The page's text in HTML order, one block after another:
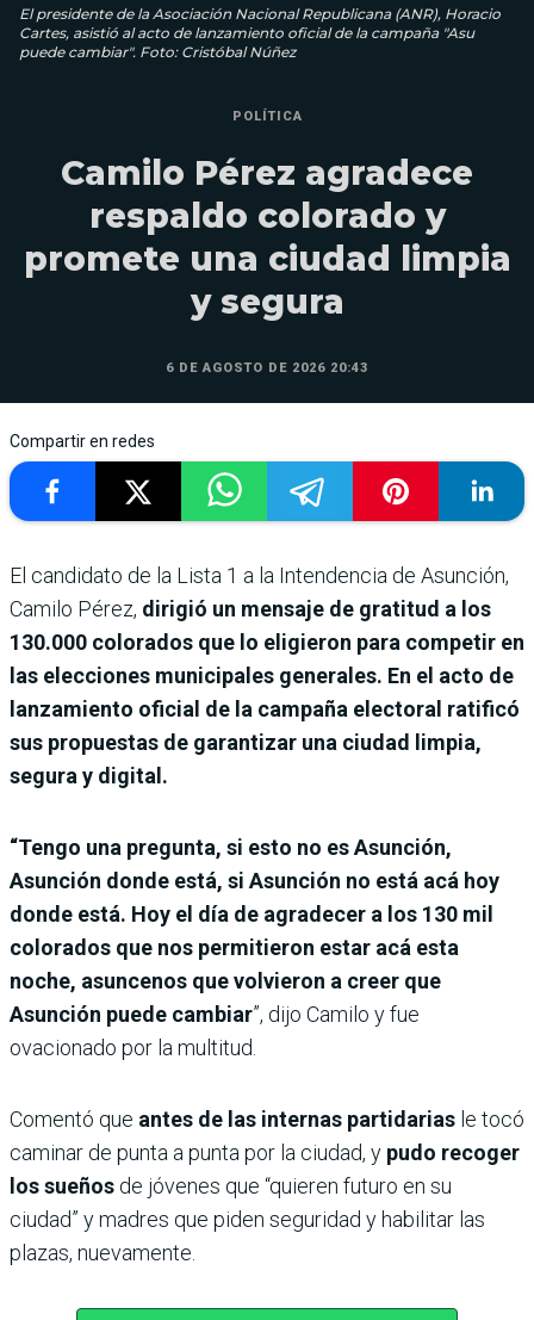
El presidente de la Asociación Nacional Republicana (ANR), Horacio
Cartes, asistió al acto de lanzamiento oficial de la campaña "Asu
puede cambiar". Foto: Cristóbal Núñez
POLÍTICA
Camilo Pérez agradece
respaldo colorado y
promete una ciudad limpia
y segura
6 DE AGOSTO DE 2026 20:43
Compartir en redes
El candidato de la Lista 1 a la Intendencia de Asunción,
Camilo Pérez, dirigió un mensaje de gratitud a los
130.000 colorados que lo eligieron para competir en
las elecciones municipales generales. En el acto de
lanzamiento oficial de la campaña electoral ratificó
sus propuestas de garantizar una ciudad limpia,
segura y digital.
“Tengo una pregunta, si esto no es Asunción,
Asunción donde está, si Asunción no está acá hoy
donde está. Hoy el día de agradecer a los 130 mil
colorados que nos permitieron estar acá esta
noche, asuncenos que volvieron a creer que
Asunción puede cambiar”, dijo Camilo y fue
ovacionado por la multitud.
Comentó que antes de las internas partidarias le tocó
caminar de punta a punta por la ciudad, y pudo recoger
los sueños de jóvenes que “quieren futuro en su
ciudad” y madres que piden seguridad y habilitar las
plazas, nuevamente.